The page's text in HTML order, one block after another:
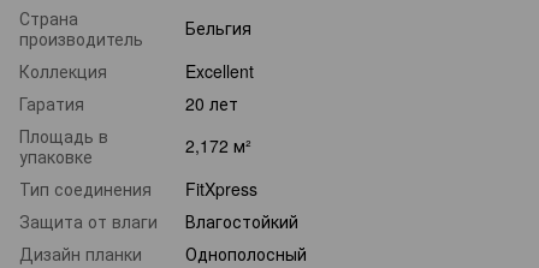
Страна
производитель
Бельгия
Коллекция
Excellent
Гаратия
20 лет
Площадь в
упаковке
2,172 м²
Тип соединения
FitXpress
Защита от влаги
Влагостойкий
Дизайн планки
Однополосный